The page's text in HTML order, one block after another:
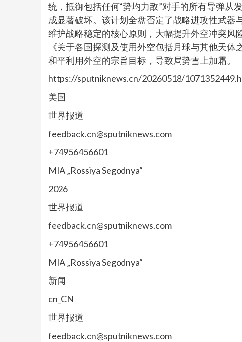
统，抵御包括任何“势均力敌”对手的所有导弹从
成显著破坏。该计划全盘否定了战略进攻性武
维护战略稳定的核心原则，大幅提升外空冲突风
《关于各国探测及使用外空包括月球与其他天体
和平利用外空的宗旨目标，导致局势雪上加霜。
https://sputniknews.cn/20260518/
美国
世界报道
feedback.cn@sputniknews.com
+74956456601
MIA „Rossiya Segodnya“
2026
世界报道
feedback.cn@sputniknews.com
+74956456601
MIA „Rossiya Segodnya“
新闻
cn_CN
世界报道
feedback.cn@sputniknews.com